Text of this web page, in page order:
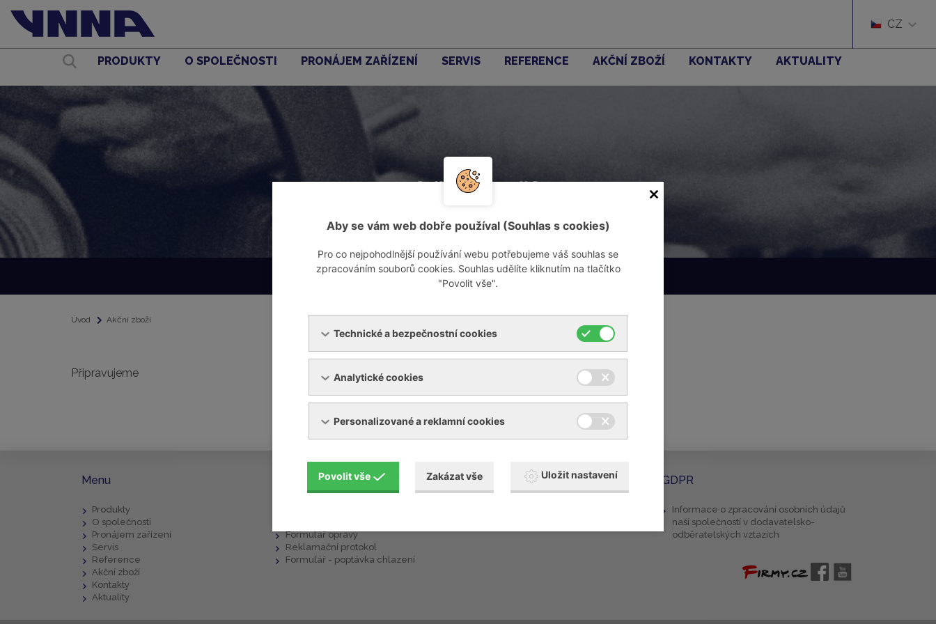
CZ
PRODUKTY O SPOLEČNOSTI PRONÁJEM ZAŘÍZENÍ SERVIS REFERENCE AKČNÍ ZBOŽÍ KONTAKTY AKTUALITY
Akční zboží
Úvod Akční zboží
Připravujeme
Menu
Produkty
O společnosti
Pronájem zařízení
Servis
Reference
Akční zboží
Kontakty
Aktuality
Ke stažení
Formulář opravy
Reklamační protokol
Formulář - poptávka chlazení
Služby - jiné GDPR
Informace o zpracování osobních údajů
naší společností v dodavatelsko-
odběratelských vztazích
Aby se vám web dobře používal (Souhlas s cookies)
Pro co nejpohodlnější používání webu potřebujeme váš souhlas se
zpracováním souborů cookies. Souhlas udělíte kliknutím na tlačítko
"Povolit vše".
Technické a bezpečnostní cookies
Analytické cookies
Personalizované a reklamní cookies
Povolit vše Zakázat vše Uložit nastavení